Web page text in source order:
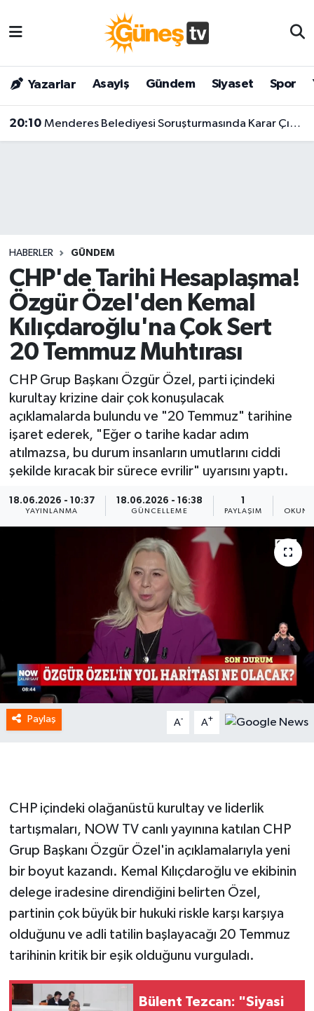
Yazarlar Asayiş Gündem Siyaset Spor
20:10 Menderes Belediyesi Soruşturmasında Karar Çıktı! Başkan Ve 9 Kişi Tutuklandı
HABERLER GÜNDEM
CHP'de Tarihi Hesaplaşma!
Özgür Özel'den Kemal
Kılıçdaroğlu'na Çok Sert
20 Temmuz Muhtırası
CHP Grup Başkanı Özgür Özel, parti içindeki
kurultay krizine dair çok konuşulacak
açıklamalarda bulundu ve "20 Temmuz" tarihine
işaret ederek, "Eğer o tarihe kadar adım
atılmazsa, bu durum insanların umutlarını ciddi
şekilde kıracak bir sürece evrilir" uyarısını yaptı.
18.06.2026 - 10:37
YAYINLANMA
18.06.2026 - 16:38
GÜNCELLEME PAYLAŞIM
Paylaş A- A+
CHP içindeki olağanüstü kurultay ve liderlik
tartışmaları, NOW TV canlı yayınına katılan CHP
Grup Başkanı Özgür Özel'in açıklamalarıyla yeni
bir boyut kazandı. Kemal Kılıçdaroğlu ve ekibinin
delege iradesine direndiğini belirten Özel,
partinin çok büyük bir hukuki riskle karşı karşıya
olduğunu ve adli tatilin başlayacağı 20 Temmuz
tarihinin kritik bir eşik olduğunu vurguladı.
Bülent Tezcan: "Siyasi
Bilim & Teknoloji
Dünya
Magazin
Siyaset
Spor
Yaşam
Malatya Nöbetçi Eczaneler
Malatya Hava Durumu
Malatya Namaz Vakitleri
Son Dakika Haberleri
Haber Arşivi